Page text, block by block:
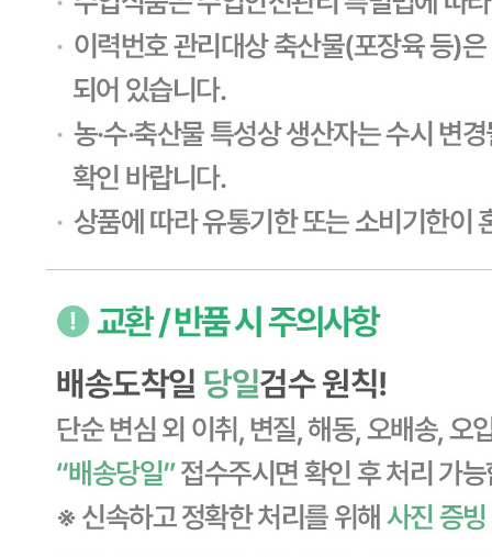
설탕.물엿.올리고당 BEST더보기